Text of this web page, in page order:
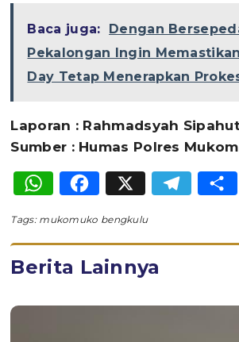
Baca juga:
Dengan
Pekalongan Ingin
Day Tetap Menerapkan
Laporan : Rahmadsyah
Sumber : Humas Polres
WhatsApp
Facebook
X
Tags: mukomuko bengkulu
Berita Lainnya